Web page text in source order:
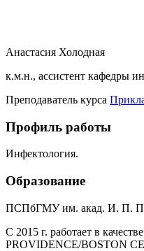
Анастасия Холодная
к.м.н., ассистент кафедры
Преподаватель курса
Профиль работы
Инфектология.
Образование
ПСПбГМУ им. акад. И. П.
С 2015 г. работает в
PROVIDENCE/BOSTON